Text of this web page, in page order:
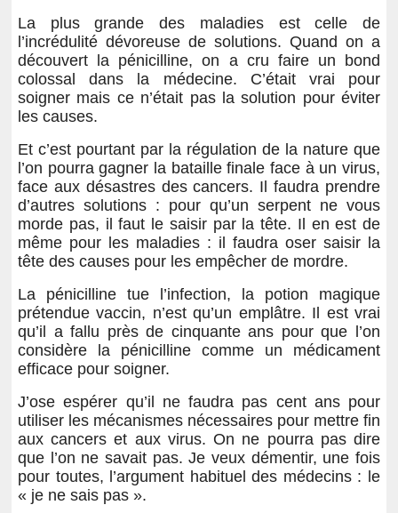
La plus grande des maladies est celle de
l’incrédulité dévoreuse de solutions. Quand on a
découvert la pénicilline, on a cru faire un bond
colossal dans la médecine. C’était vrai pour
soigner mais ce n’était pas la solution pour éviter
les causes.
Et c’est pourtant par la régulation de la nature que
l’on pourra gagner la bataille finale face à un virus,
face aux désastres des cancers. Il faudra prendre
d’autres solutions : pour qu’un serpent ne vous
morde pas, il faut le saisir par la tête. Il en est de
même pour les maladies : il faudra oser saisir la
tête des causes pour les empêcher de mordre.
La pénicilline tue l’infection, la potion magique
prétendue vaccin, n’est qu’un emplâtre. Il est vrai
qu’il a fallu près de cinquante ans pour que l’on
considère la pénicilline comme un médicament
efficace pour soigner.
J’ose espérer qu’il ne faudra pas cent ans pour
utiliser les mécanismes nécessaires pour mettre fin
aux cancers et aux virus. On ne pourra pas dire
que l’on ne savait pas. Je veux démentir, une fois
pour toutes, l’argument habituel des médecins : le
« je ne sais pas ».